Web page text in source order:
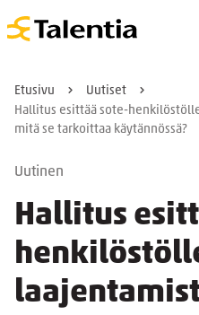
Etusivu
Uutiset
Hallitus esittää sote-
mitä se tarkoittaa käytännössä?
Uutinen
Hallitus